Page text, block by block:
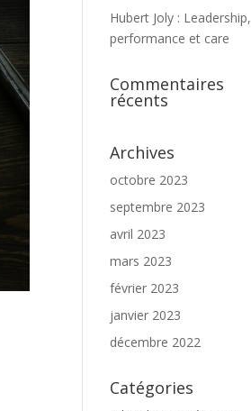
Hubert Joly : Leadership,
performance et care
Commentaires
récents
Archives
octobre 2023
septembre 2023
avril 2023
mars 2023
février 2023
janvier 2023
décembre 2022
Catégories